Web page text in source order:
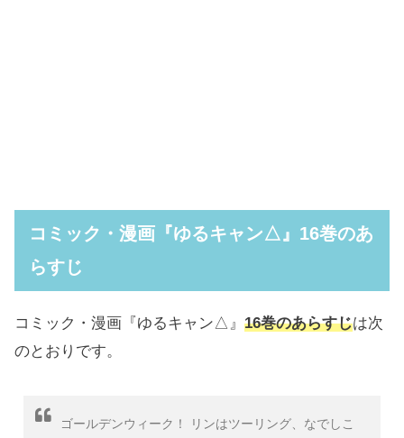
コミック・漫画『ゆるキャン△』16巻のあ
らすじ
コミック・漫画『ゆるキャン△』 16巻のあらすじは次
のとおりです。
ゴールデンウィーク！ リンはツーリング、なでしこ